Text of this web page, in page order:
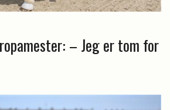
– Jeg er tom for